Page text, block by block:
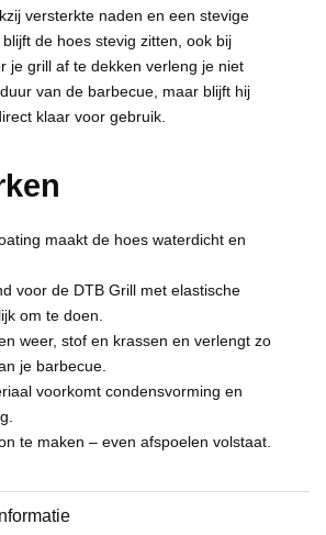
versterkte naden en een stevige
de hoes stevig zitten, ook bij
je grill af te dekken verleng je niet
van de barbecue, maar blijft hij
klaar voor gebruik.
maakt de hoes waterdicht en
voor de DTB Grill met elastische
om te doen.
weer, stof en krassen en verlengt zo
je barbecue.
voorkomt condensvorming en
te maken – even afspoelen volstaat.